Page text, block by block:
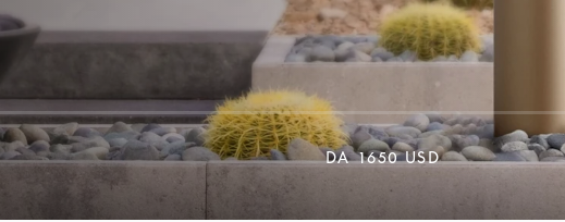
DA 1650 USD